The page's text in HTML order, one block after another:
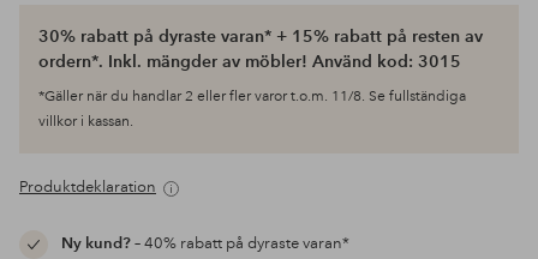
30% rabatt på dyraste varan* + 15% rabatt på resten av
ordern*. Inkl. mängder av möbler! Använd kod: 3015
*Gäller när du handlar 2 eller fler varor t.o.m. 11/8. Se fullständiga
villkor i kassan.
Produktdeklaration
Ny kund?– 40% rabatt på dyraste varan*